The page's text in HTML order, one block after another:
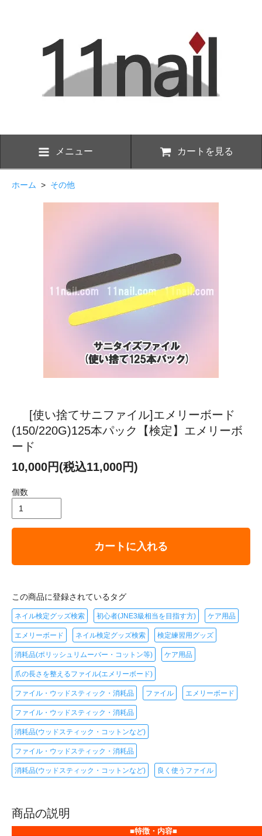
メニュー カートを見る
ホーム > その他
[使い捨てサニファイル]エメリーボード
(150/220G)125本パック【検定】エメリーボ
ード
10,000円(税込11,000円)
個数
カートに入れる
この商品に登録されているタグ
ネイル検定グッズ検索 初心者(JNE3級相当を目指す方) ケア用品
エメリーボード ネイル検定グッズ検索 検定練習用グッズ
消耗品(ポリッシュリムーバー・コットン等) ケア用品
爪の長さを整えるファイル(エメリーボード)
ファイル・ウッドスティック・消耗品 ファイル エメリーボード
ファイル・ウッドスティック・消耗品
消耗品(ウッドスティック・コットンなど)
ファイル・ウッドスティック・消耗品
消耗品(ウッドスティック・コットンなど) 良く使うファイル
商品の説明
■特徴・内容■